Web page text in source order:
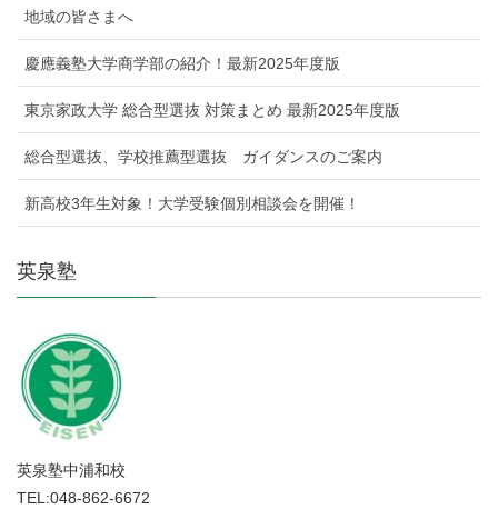
地域の皆さまへ
慶應義塾大学商学部の紹介！最新2025年度版
東京家政大学 総合型選抜 対策まとめ 最新2025年度版
総合型選抜、学校推薦型選抜 ガイダンスのご案内
新高校3年生対象！大学受験個別相談会を開催！
英泉塾
英泉塾中浦和校
TEL:048-862-6672